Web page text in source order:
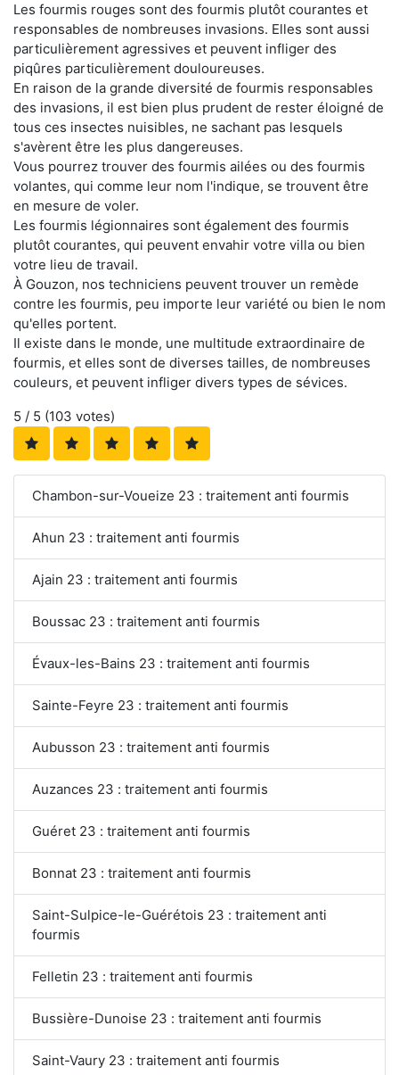
Les fourmis rouges sont des fourmis plutôt courantes et
responsables de nombreuses invasions. Elles sont aussi
particulièrement agressives et peuvent infliger des
piqûres particulièrement douloureuses.
En raison de la grande diversité de fourmis responsables
des invasions, il est bien plus prudent de rester éloigné de
tous ces insectes nuisibles, ne sachant pas lesquels
s'avèrent être les plus dangereuses.
Vous pourrez trouver des fourmis ailées ou des fourmis
volantes, qui comme leur nom l'indique, se trouvent être
en mesure de voler.
Les fourmis légionnaires sont également des fourmis
plutôt courantes, qui peuvent envahir votre villa ou bien
votre lieu de travail.
À Gouzon, nos techniciens peuvent trouver un remède
contre les fourmis, peu importe leur variété ou bien le nom
qu'elles portent.
Il existe dans le monde, une multitude extraordinaire de
fourmis, et elles sont de diverses tailles, de nombreuses
couleurs, et peuvent infliger divers types de sévices.
5 / 5 (103 votes)
Chambon-sur-Voueize 23 : traitement anti fourmis
Ahun 23 : traitement anti fourmis
Ajain 23 : traitement anti fourmis
Boussac 23 : traitement anti fourmis
Évaux-les-Bains 23 : traitement anti fourmis
Sainte-Feyre 23 : traitement anti fourmis
Aubusson 23 : traitement anti fourmis
Auzances 23 : traitement anti fourmis
Guéret 23 : traitement anti fourmis
Bonnat 23 : traitement anti fourmis
Saint-Sulpice-le-Guérétois 23 : traitement anti
fourmis
Felletin 23 : traitement anti fourmis
Bussière-Dunoise 23 : traitement anti fourmis
Saint-Vaury 23 : traitement anti fourmis